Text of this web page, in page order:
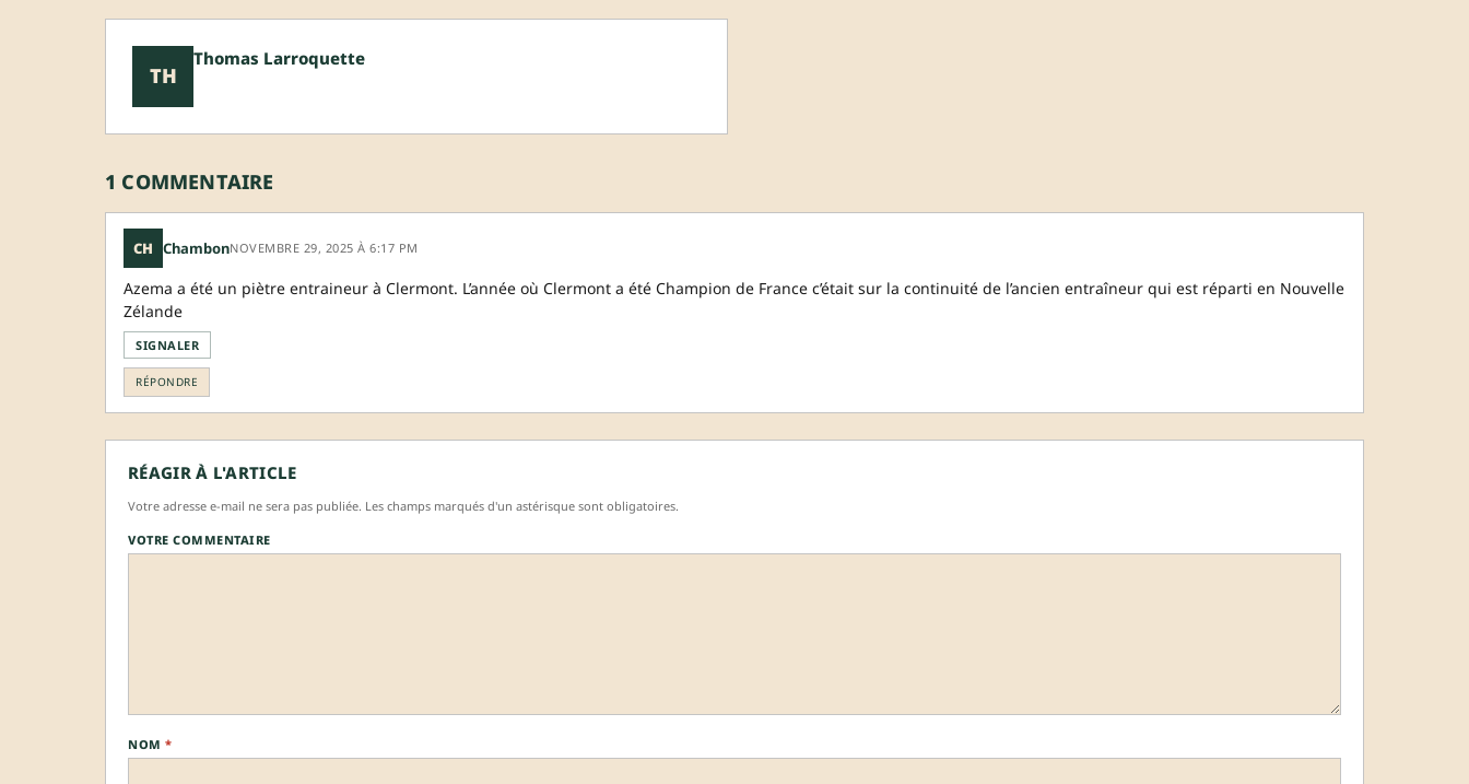
TH
Thomas Larroquette
1 COMMENTAIRE
CH ChambonNOVEMBRE 29, 2025 À 6:17 PM
Azema a été un piètre entraineur à Clermont. L’année où Clermont a été Champion de France c’était sur la continuité de l’ancien entraîneur qui est réparti en Nouvelle
Zélande
SIGNALER
RÉPONDRE
RÉAGIR À L'ARTICLE
Votre adresse e-mail ne sera pas publiée. Les champs marqués d'un astérisque sont obligatoires.
VOTRE COMMENTAIRE
NOM *